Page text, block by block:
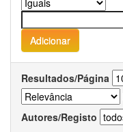
Resultados/Página
Autores/Registo